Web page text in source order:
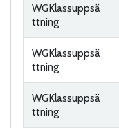
WGKlassuppsä
ttning
WGKlassuppsä
ttning
WGKlassuppsä
ttning